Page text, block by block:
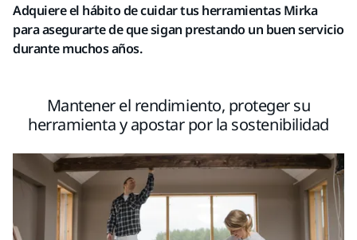
Adquiere el hábito de cuidar tus herramientas Mirka
para asegurarte de que sigan prestando un buen servicio
durante muchos años.
Mantener el rendimiento, proteger su
herramienta y apostar por la sostenibilidad